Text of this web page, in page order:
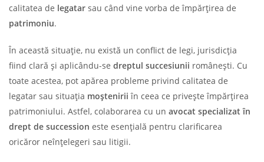
calitatea de legatar sau când vine vorba de împărțirea de
patrimoniu.
În această situație, nu există un conflict de legi, jurisdicția
fiind clară și aplicându-se dreptul succesiunii românești. Cu
toate acestea, pot apărea probleme privind calitatea de
legatar sau situația moștenirii în ceea ce privește împărțirea
patrimoniului. Astfel, colaborarea cu un avocat specializat în
drept de succession este esențială pentru clarificarea
oricăror neînțelegeri sau litigii.